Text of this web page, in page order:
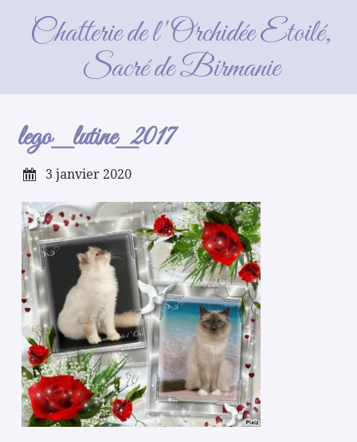
Chatterie de l'Orchidée Etoilé,
Sacré de Birmanie
lego_lutine_2017
lego_lutine_2017
3 janvier 2020